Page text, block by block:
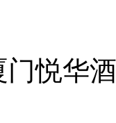
门悦